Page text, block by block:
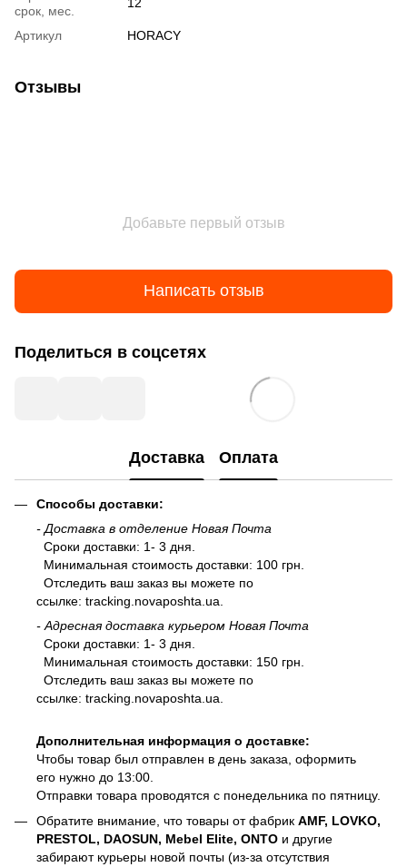
срок, мес.
Артикул HORACY
Отзывы
Добавьте первый отзыв
Написать отзыв
Поделиться в соцсетях
Доставка Оплата
Способы доставки:
- Доставка в отделение Новая Почта
Сроки доставки: 1- 3 дня.
Минимальная стоимость доставки: 100 грн.
Отследить ваш заказ вы можете по
ссылке: tracking.novaposhta.ua.
- Адресная доставка курьером Новая Почта
Сроки доставки: 1- 3 дня.
Минимальная стоимость доставки: 150 грн.
Отследить ваш заказ вы можете по
ссылке: tracking.novaposhta.ua.
Дополнительная информация о доставке:
Чтобы товар был отправлен в день заказа, оформить
его нужно до 13:00.
Отправки товара проводятся с понедельника по пятницу.
Обратите внимание, что товары от фабрик AMF, LOVKO,
PRESTOL, DAOSUN, Mebel Elite, ONTO и другие
забирают курьеры новой почты (из-за отсутствия